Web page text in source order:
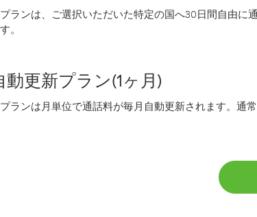
ランは、ご選択いただいた特定の国へ30日間自由に
。
動更新プラン(1ヶ月)
ランは月単位で通話料が毎月自動更新されます。通